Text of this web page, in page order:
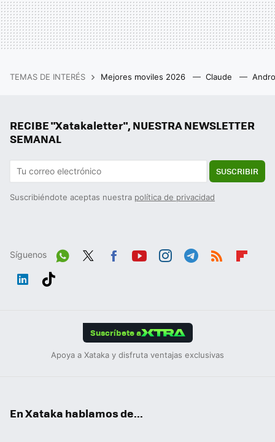
TEMAS DE INTERÉS Mejores moviles 2026 Claude
RECIBE "Xatakaletter", NUESTRA NEWSLETTER
SEMANAL
SUSCRIBIR
Suscribiéndote aceptas nuestra política de privacidad
Síguenos
Wh
Suscríbete a
Apoya a Xataka y disfruta ventajas exclusivas
En Xataka hablamos de...